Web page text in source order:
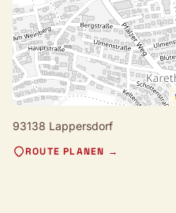
93138 Lappersdorf
ROUTE PLANEN →